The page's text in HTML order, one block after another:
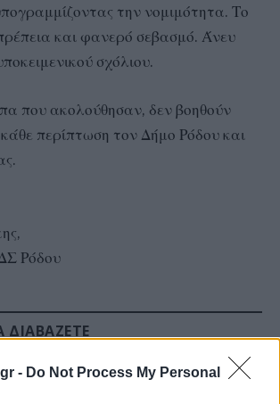
- Do Not Process My Personal
την νομιμότητα. Το
και φανερό σεβασμό. Άνευ
σχόλιου.
που ακολούθησαν, δεν βοηθούν
περίπτωση τον Δήμο Ρόδου και
Ρόδου
ΔΙΑΒΆΖΕΤΕ